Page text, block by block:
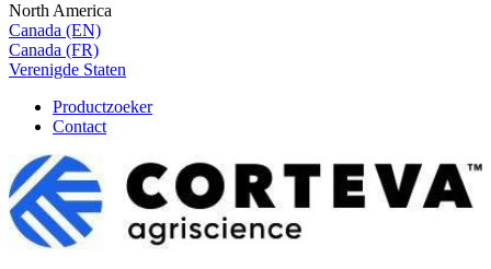
North America
Canada (EN)
Canada (FR)
Verenigde Staten
Productzoeker
Contact